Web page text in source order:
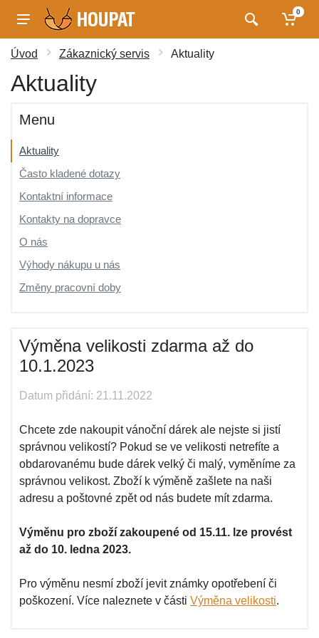
0
Úvod Zákaznický servis Aktuality
Aktuality
Menu
Aktuality
Často kladené dotazy
Kontaktní informace
Kontakty na dopravce
O nás
Výhody nákupu u nás
Změny pracovní doby
Výměna velikosti zdarma až do
10.1.2023
Datum přidání: 21.11.2022
Chcete zde nakoupit vánoční dárek ale nejste si jistí
správnou velikostí? Pokud se ve velikosti netrefíte a
obdarovanému bude dárek velký či malý, vyměníme za
správnou velikost. Zboží k výměně zašlete na naši
adresu a poštovné zpět od nás budete mít zdarma.
Výměnu pro zboží zakoupené od 15.11. lze provést
až do 10. ledna 2023.
Pro výměnu nesmí zboží jevit známky opotřebení či
poškození. Více naleznete v části Výměna velikosti.